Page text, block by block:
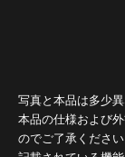
写真と本品は多少
本品の仕様および
のでご了承ください